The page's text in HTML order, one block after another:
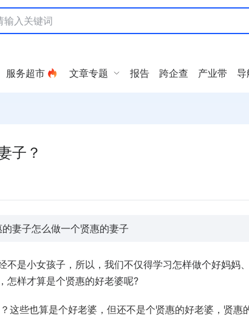
服务超市 文章专题 报告 跨企查 产业带 导
子？
妻子怎么做一个贤惠的妻子
不是小女孩子，所以，我们不仅得学习怎样做个好妈妈
怎样才算是个贤惠的好老婆呢?
些也算是个好老婆，但还不是个贤惠的好老婆，贤惠